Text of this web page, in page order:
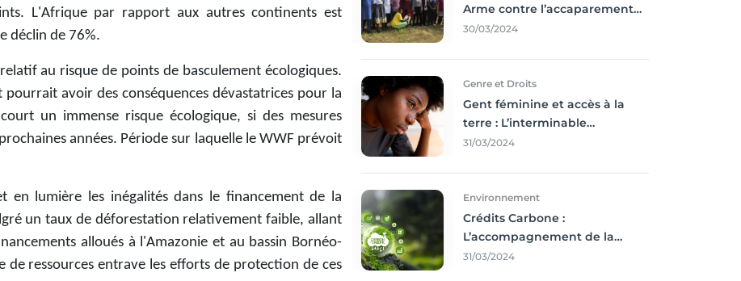
L'Afrique par rapport aux autres continents est
déclin de 76%.
au risque de points de basculement écologiques.
pourrait avoir des conséquences dévastatrices pour la
un immense risque écologique, si des mesures
années. Période sur laquelle le WWF prévoit
en lumière les inégalités dans le financement de la
un taux de déforestation relativement faible, allant
alloués à l'Amazonie et au bassin Bornéo-
ressources entrave les efforts de protection de ces
Arme contre l’accaparement
des terres
30/03/2024
Genre et Droits
Gent féminine et accès à la
terre : L’interminable
recherche des droits
31/03/2024
Environnement
Crédits Carbone :
L’accompagnement de la
Francophonie
31/03/2024